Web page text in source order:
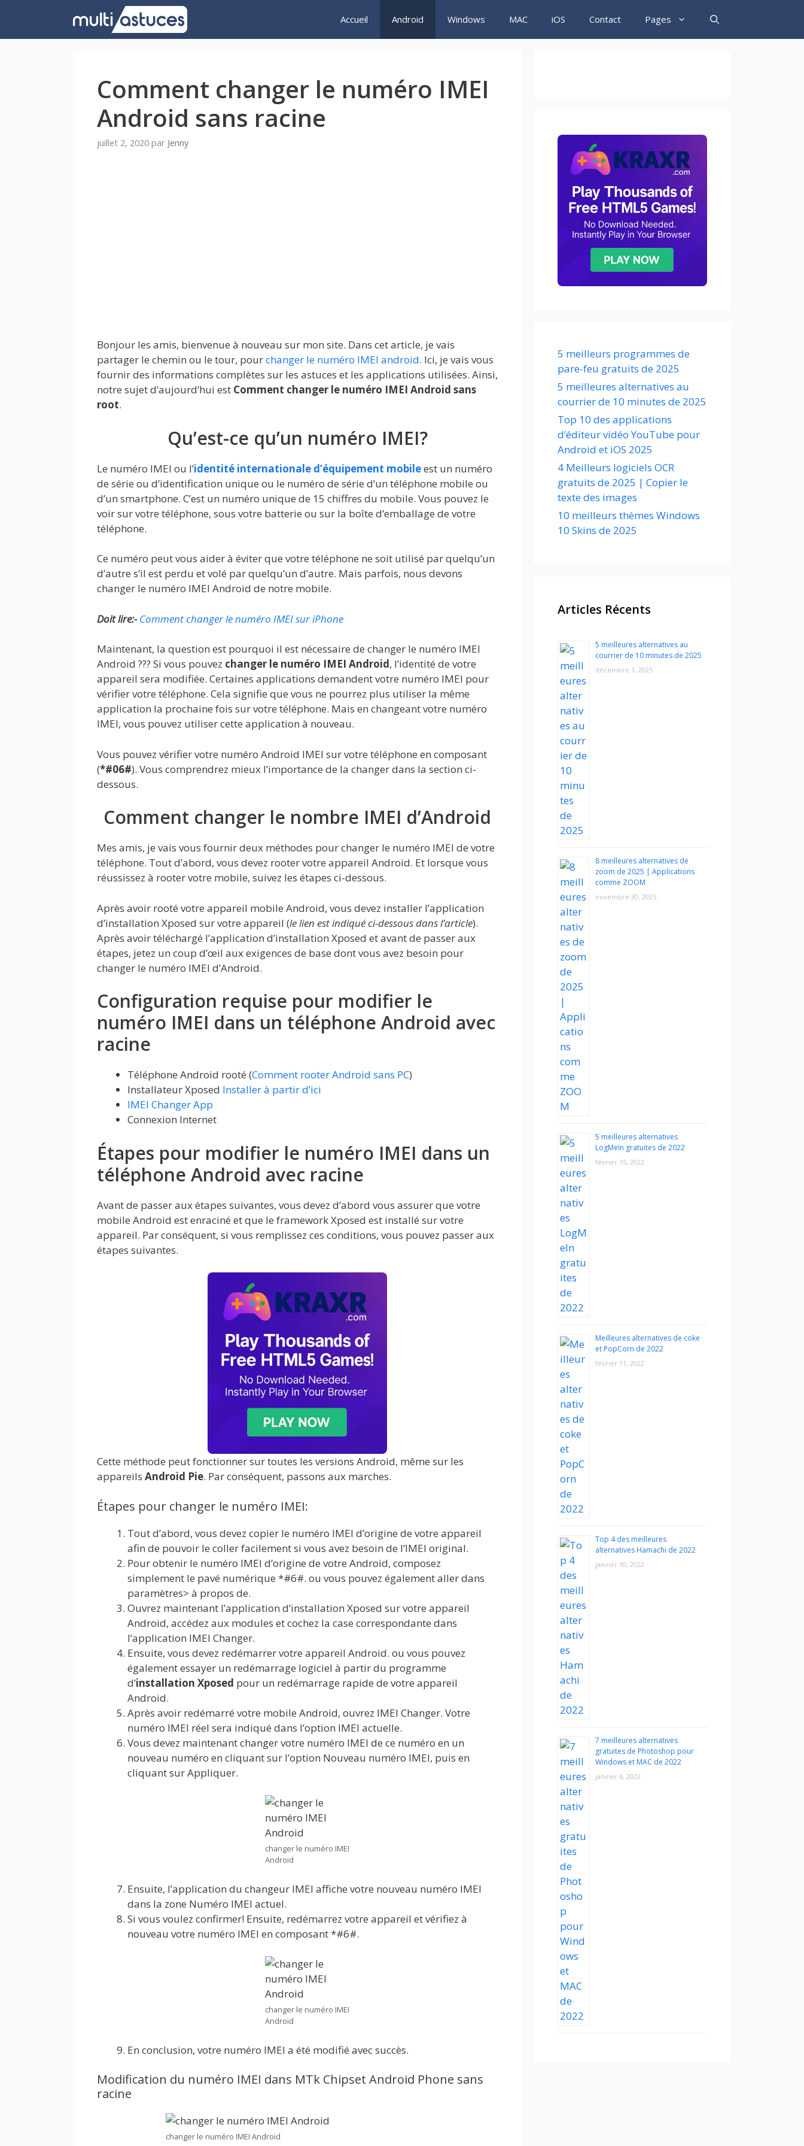
contenu
Accueil Android Windows MAC iOS Contact Pages
Comment changer le numéro IMEI
Android sans racine
juillet 2, 2020 par Jenny
Bonjour les amis, bienvenue à nouveau sur mon site. Dans cet article, je vais
partager le chemin ou le tour, pourchanger le numéro IMEI android. Ici, je vais vous
fournir des informations complètes sur les astuces et les applications utilisées. Ainsi,
notre sujet d’aujourd’hui est Comment changer le numéro IMEI Android sans
root.
Qu’est-ce qu’un numéro IMEI?
Le numéro IMEI ou l’identité internationale d’équipement mobileest un numéro
de série ou d’identification unique ou le numéro de série d’un téléphone mobile ou
d’un smartphone. C’est un numéro unique de 15 chiffres du mobile. Vous pouvez le
voir sur votre téléphone, sous votre batterie ou sur la boîte d’emballage de votre
téléphone.
Ce numéro peut vous aider à éviter que votre téléphone ne soit utilisé par quelqu’un
d’autre s’il est perdu et volé par quelqu’un d’autre. Mais parfois, nous devons
changer le numéro IMEI Android de notre mobile.
Doit lire:- Comment changer le numéro IMEI sur iPhone
Maintenant, la question est pourquoi il est nécessaire de changer le numéro IMEI
Android ??? Si vous pouvez changer le numéro IMEI Android, l’identité de votre
appareil sera modifiée. Certaines applications demandent votre numéro IMEI pour
vérifier votre téléphone. Cela signifie que vous ne pourrez plus utiliser la même
application la prochaine fois sur votre téléphone. Mais en changeant votre numéro
IMEI, vous pouvez utiliser cette application à nouveau.
Vous pouvez vérifier votre numéro Android IMEI sur votre téléphone en composant
(*#06#). Vous comprendrez mieux l’importance de la changer dans la section ci-
dessous.
Comment changer le nombre IMEI d’Android
Mes amis, je vais vous fournir deux méthodes pour changer le numéro IMEI de votre
téléphone. Tout d’abord, vous devez rooter votre appareil Android. Et lorsque vous
réussissez à rooter votre mobile, suivez les étapes ci-dessous.
Après avoir rooté votre appareil mobile Android, vous devez installer l’application
d’installation Xposed sur votre appareil (le lien est indiqué ci-dessous dans l’article).
Après avoir téléchargé l’application d’installation Xposed et avant de passer aux
étapes, jetez un coup d’œil aux exigences de base dont vous avez besoin pour
changer le numéro IMEI d’Android.
Configuration requise pour modifier le
numéro IMEI dans un téléphone Android avec
racine
Téléphone Android rooté (Comment rooter Android sans PC)
Installateur Xposed Installer à partir d’ici
IMEI Changer App
Connexion Internet
Étapes pour modifier le numéro IMEI dans un
téléphone Android avec racine
Avant de passer aux étapes suivantes, vous devez d’abord vous assurer que votre
mobile Android est enraciné et que le framework Xposed est installé sur votre
appareil. Par conséquent, si vous remplissez ces conditions, vous pouvez passer aux
étapes suivantes.
Cette méthode peut fonctionner sur toutes les versions Android, même sur les
appareils Android Pie. Par conséquent, passons aux marches.
Étapes pour changer le numéro IMEI:
Tout d’abord, vous devez copier le numéro IMEI d’origine de votre appareil
afin de pouvoir le coller facilement si vous avez besoin de l’IMEI original.
Pour obtenir le numéro IMEI d’origine de votre Android, composez
simplement le pavé numérique *#6#. ou vous pouvez également aller dans
paramètres> à propos de.
Ouvrez maintenant l’application d’installation Xposed sur votre appareil
Android, accédez aux modules et cochez la case correspondante dans
l’application IMEI Changer.
Ensuite, vous devez redémarrer votre appareil Android. ou vous pouvez
également essayer un redémarrage logiciel à partir du programme
d’installation Xposed pour un redémarrage rapide de votre appareil
Android.
Après avoir redémarré votre mobile Android, ouvrez IMEI Changer. Votre
numéro IMEI réel sera indiqué dans l’option IMEI actuelle.
Vous devez maintenant changer votre numéro IMEI de ce numéro en un
nouveau numéro en cliquant sur l’option Nouveau numéro IMEI, puis en
cliquant sur Appliquer.
changer le numéro IMEI
Android
Ensuite, l’application du changeur IMEI affiche votre nouveau numéro IMEI
dans la zone Numéro IMEI actuel.
Si vous voulez confirmer! Ensuite, redémarrez votre appareil et vérifiez à
nouveau votre numéro IMEI en composant *#6#.
changer le numéro IMEI
Android
En conclusion, votre numéro IMEI a été modifié avec succès.
Modification du numéro IMEI dans MTk Chipset Android Phone sans
racine
changer le numéro IMEI Android
5 meilleurs programmes de
pare-feu gratuits de 2025
5 meilleures alternatives au
courrier de 10 minutes de 2025
Top 10 des applications
d’éditeur vidéo YouTube pour
Android et iOS 2025
4 Meilleurs logiciels OCR
gratuits de 2025 | Copier le
texte des images
10 meilleurs thèmes Windows
10 Skins de 2025
Articles Récents
5 meilleures alternatives au
courrier de 10 minutes de 2025
décembre 1, 2025
8 meilleures alternatives de
zoom de 2025 | Applications
comme ZOOM
novembre 30, 2025
5 meilleures alternatives
LogMeIn gratuites de 2022
février 15, 2022
Meilleures alternatives de coke
et PopCorn de 2022
février 11, 2022
Top 4 des meilleures
alternatives Hamachi de 2022
janvier 30, 2022
7 meilleures alternatives
gratuites de Photoshop pour
Windows et MAC de 2022
janvier 6, 2022